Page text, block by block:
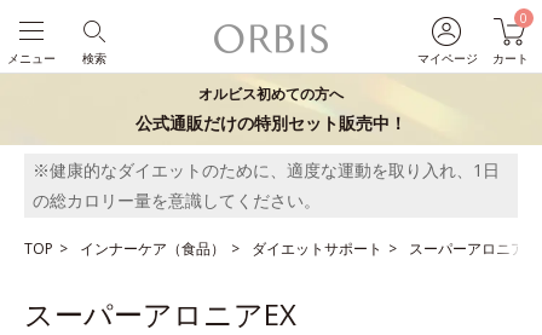
マイページ
0
カート
検索
メニュー
オルビス初めての方へ
公式通販だけの特別セット販売中！
※健康的なダイエットのために、適度な運動を取り入れ、1日
の総カロリー量を意識してください。
TOP インナーケア（食品） ダイエットサポート スーパーアロニアEX
スーパーアロニアEX